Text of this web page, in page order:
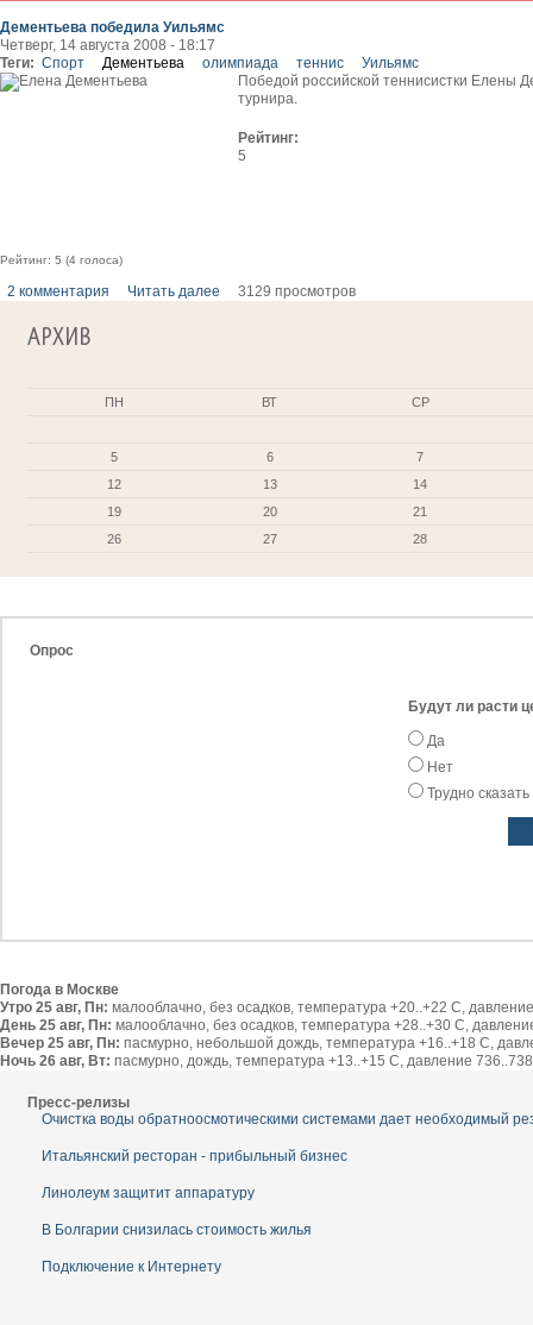
Дементьева победила Уильямс
Четверг, 14 августа 2008 - 18:17
Теги: Спорт Дементьева олимпиада теннис
Уильямс
Победой российской теннисистки Елены
турнира.
Рейтинг:
5
Рейтинг: 5 (4 голоса)
2 комментария Читать далее 3129 просмотров
АРХИВ
ПН ВТ СР
5 6
7
12
13
14
19
20
21
26
27 28
Опрос
Будут ли расти
Да
Нет
Трудно сказать
Погода в Москве
Утро 25 авг, Пн: малооблачно, без осадков, температура +20..+22 С,
День 25 авг, Пн: малооблачно, без осадков, температура +28..+30 С,
Вечер 25 авг, Пн: пасмурно, небольшой дождь, температура +16..+18 С,
Ночь 26 авг, Вт: пасмурно, дождь, температура +13..+15 С, давление
Пресс-релизы
Очистка воды обратноосмотическими системами дает необходимый
Итальянский ресторан - прибыльный бизнес
Линолеум защитит аппаратуру
В Болгарии снизилась стоимость жилья
Подключение к Интернету